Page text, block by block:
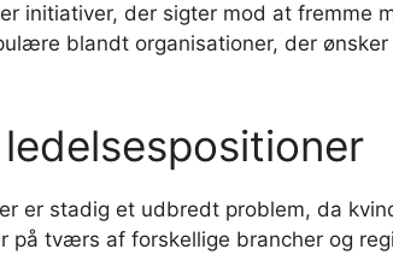
initiativer, der sigter mod at fremme
blandt organisationer, der
er stadig et udbredt problem, da
på tværs af forskellige brancher og